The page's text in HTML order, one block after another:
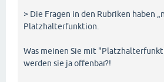
> Die Fragen in den Rubriken haben
Platzhalterfunktion.
Was meinen Sie mit
werden sie ja offenbar?!